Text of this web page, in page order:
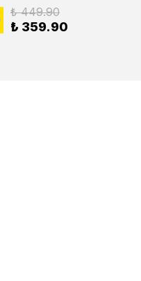
₺ 449.90
₺ 359.90